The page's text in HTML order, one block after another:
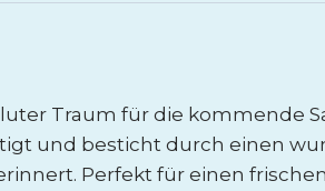
Traum für die kommende
und besticht durch einen
Perfekt für einen